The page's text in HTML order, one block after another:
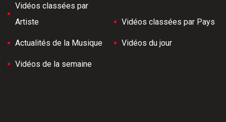
Vidéos classées par
Artiste
Vidéos classées par Pays
Actualités de la Musique Vidéos du jour
Vidéos de la semaine